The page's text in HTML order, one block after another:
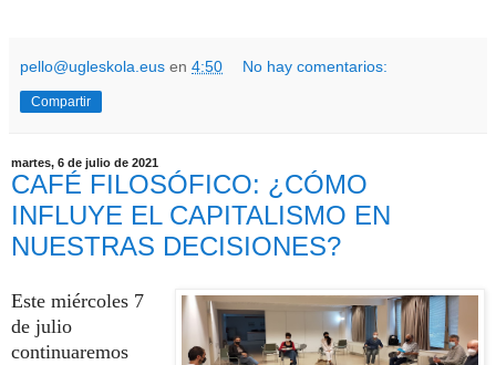
pello@ugleskola.eus en 4:50 No hay comentarios:
Compartir
martes, 6 de julio de 2021
CAFÉ FILOSÓFICO: ¿CÓMO
INFLUYE EL CAPITALISMO EN
NUESTRAS DECISIONES?
Este miércoles 7
de julio
continuaremos